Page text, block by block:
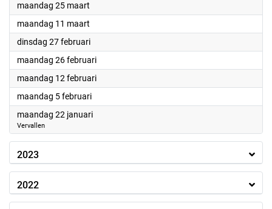
maandag 25 maart
maandag 11 maart
dinsdag 27 februari2024
maandag 26 februari2024
maandag 12 februari2024
maandag 5 februari2024
maandag 22 januari2024
Vervallen
2023
2022